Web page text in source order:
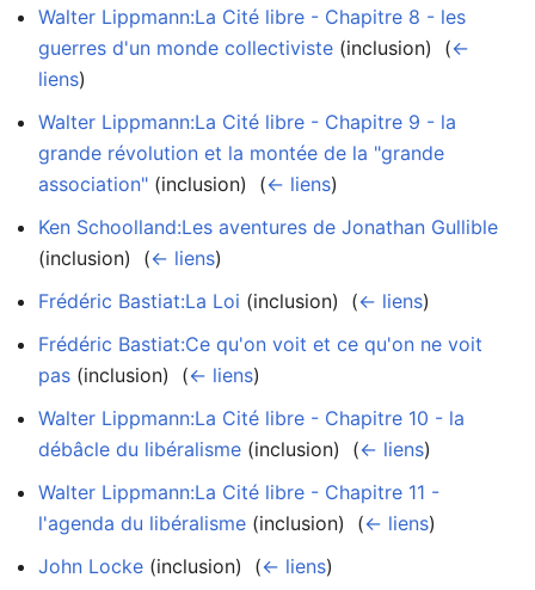
Walter Lippmann:La Cité libre - Chapitre 8 - les
guerres d'un monde collectiviste (inclusion) ‎ (←
liens)
Walter Lippmann:La Cité libre - Chapitre 9 - la
grande révolution et la montée de la "grande
association" (inclusion) ‎ (← liens)
Ken Schoolland:Les aventures de Jonathan Gullible
(inclusion) ‎ (← liens)
Frédéric Bastiat:La Loi (inclusion) ‎ (← liens)
Frédéric Bastiat:Ce qu'on voit et ce qu'on ne voit
pas (inclusion) ‎ (← liens)
Walter Lippmann:La Cité libre - Chapitre 10 - la
débâcle du libéralisme (inclusion) ‎ (← liens)
Walter Lippmann:La Cité libre - Chapitre 11 -
l'agenda du libéralisme (inclusion) ‎ (← liens)
John Locke (inclusion) ‎ (← liens)